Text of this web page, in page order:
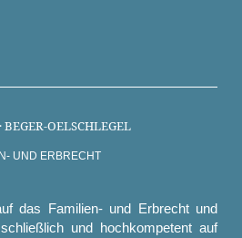
BEGER-OELSCHLEGEL
UND ERBRECHT
das Familien- und Erbrecht und
und hochkompetent auf